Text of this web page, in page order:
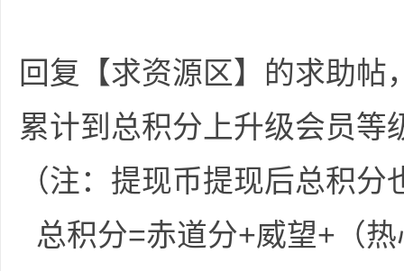
回复【求资源区】的求助
累计到总积分上升级会员等
（注：提现币提现后总积分
总积分=赤道分+威望+（